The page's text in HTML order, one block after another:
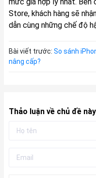
Store, khách hàng sẽ
dẫn cùng những chế độ
Bài viết trước: So sánh
nâng cấp?
Thảo luận về chủ đề này